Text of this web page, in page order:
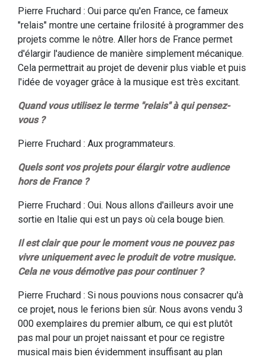
Pierre Fruchard : Oui parce qu'en France, ce fameux
"relais" montre une certaine frilosité à programmer des
projets comme le nôtre. Aller hors de France permet
d'élargir l'audience de manière simplement mécanique.
Cela permettrait au projet de devenir plus viable et puis
l'idée de voyager grâce à la musique est très excitant.
Quand vous utilisez le terme "relais" à qui pensez-
vous ?
Pierre Fruchard : Aux programmateurs.
Quels sont vos projets pour élargir votre audience
hors de France ?
Pierre Fruchard : Oui. Nous allons d'ailleurs avoir une
sortie en Italie qui est un pays où cela bouge bien.
Il est clair que pour le moment vous ne pouvez pas
vivre uniquement avec le produit de votre musique.
Cela ne vous démotive pas pour continuer ?
Pierre Fruchard : Si nous pouvions nous consacrer qu'à
ce projet, nous le ferions bien sûr. Nous avons vendu 3
000 exemplaires du premier album, ce qui est plutôt
pas mal pour un projet naissant et pour ce registre
musical mais bien évidemment insuffisant au plan